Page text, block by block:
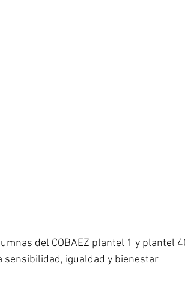
del COBAEZ plantel 1 y
sensibilidad, igualdad y bienestar